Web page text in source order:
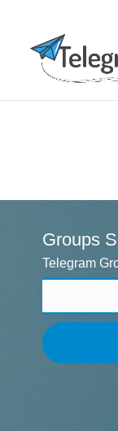
Groups
Telegram